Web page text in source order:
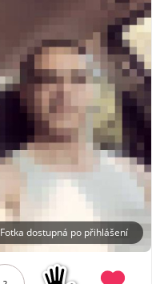
Fotka dostupná po přihlášení